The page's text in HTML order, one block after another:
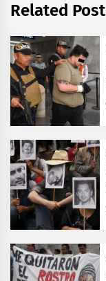
Related Post